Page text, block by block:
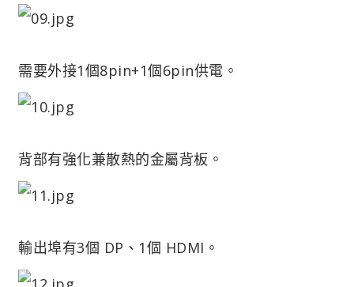
需要外接1個8pin+1個6pin供電。
背部有強化兼散熱的金屬背板。
輸出埠有3個 DP、1個 HDMI。